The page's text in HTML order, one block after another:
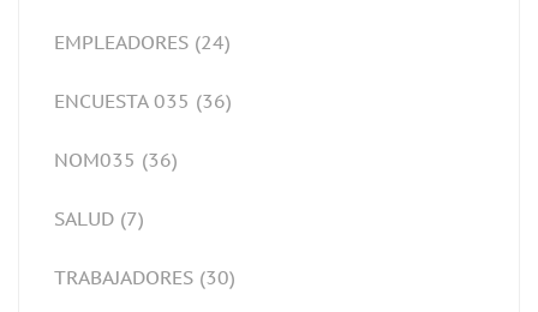
EMPLEADORES (24)
ENCUESTA 035 (36)
NOM035 (36)
SALUD (7)
TRABAJADORES (30)